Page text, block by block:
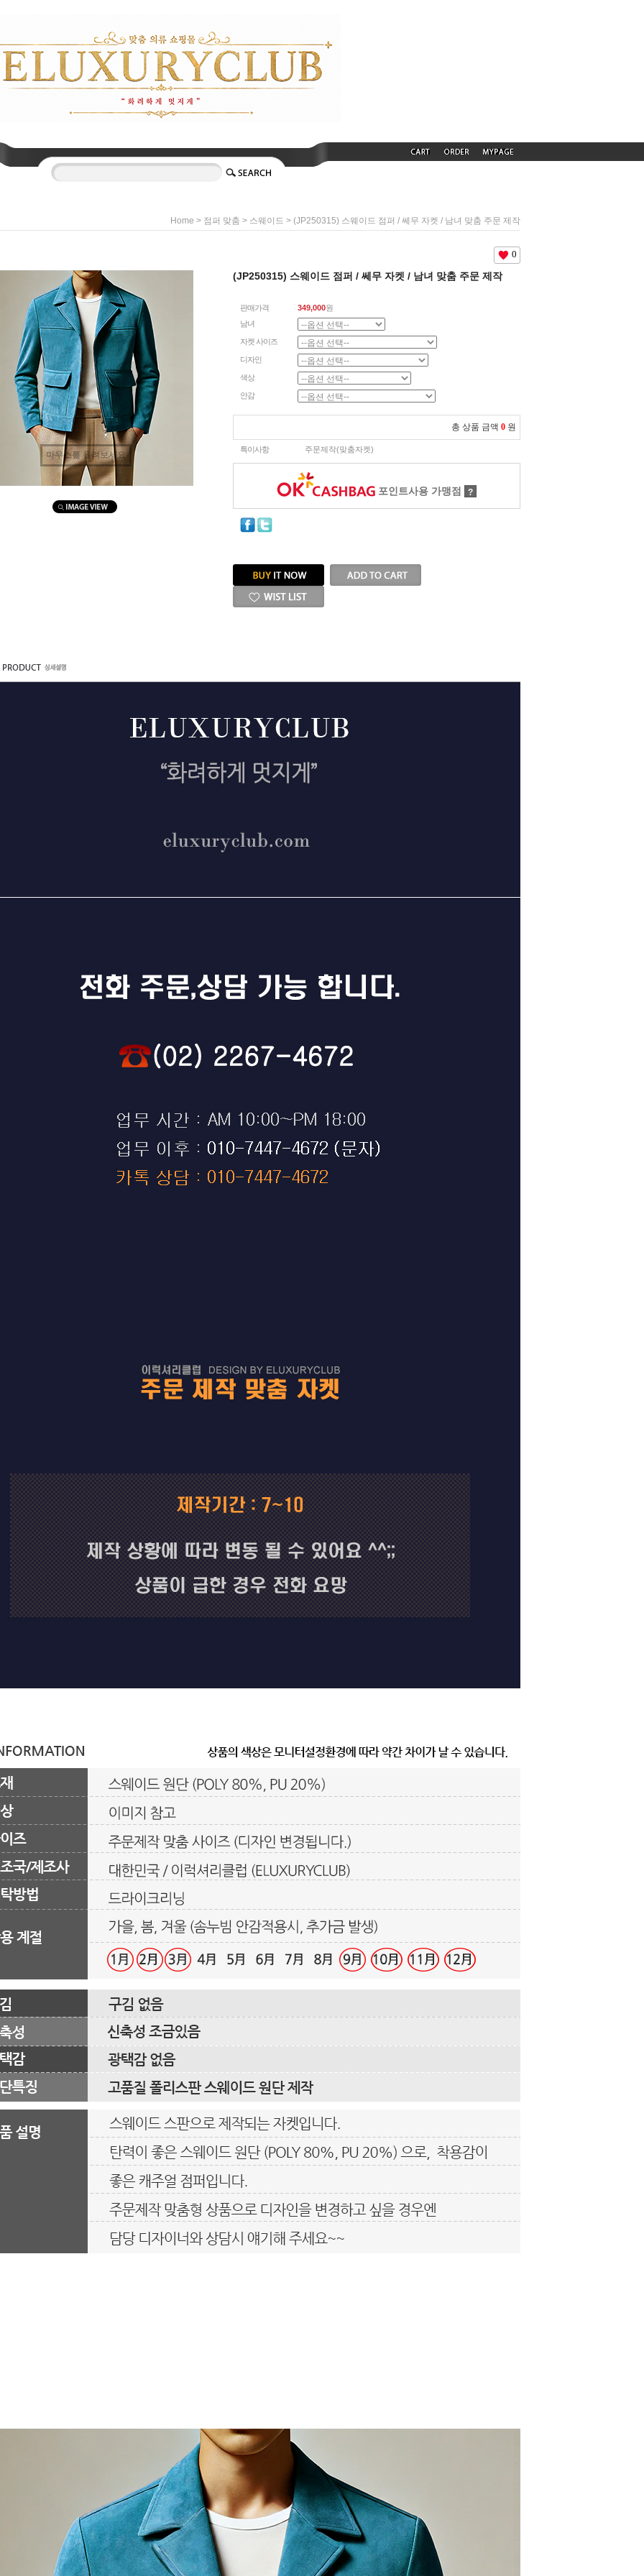
Home > 점퍼 맞춤 > 스웨이드 > (JP250315) 스웨이드 점퍼 / 쎄무 자켓 / 남녀 맞춤 주문 제작
마우스를 올려보세요
0
(JP250315) 스웨이드 점퍼 / 쎄무 자켓 / 남녀 맞춤 주문 제작
판매가격 349,000원
남녀
자켓 사이즈
디자인
색상
안감
총 상품 금액 0 원
특이사항 주문제작(맞춤자켓)
포인트사용 가맹점 ?